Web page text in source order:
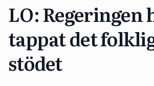
LO: Regeringen
tappat det
stödet